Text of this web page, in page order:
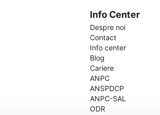
Info Center
Despre noi
Contact
Info center
Blog
Cariere
ANPC
ANSPDCP
ANPC-SAL
ODR